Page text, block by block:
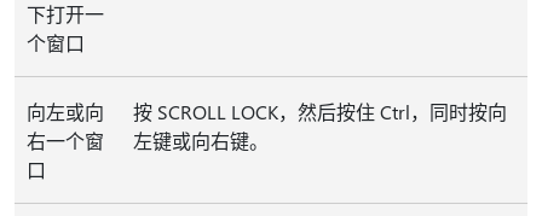
下打开一
个窗口
向左或向
右一个窗
口
按 SCROLL LOCK，然后按住 Ctrl，同时按向
左键或向右键。